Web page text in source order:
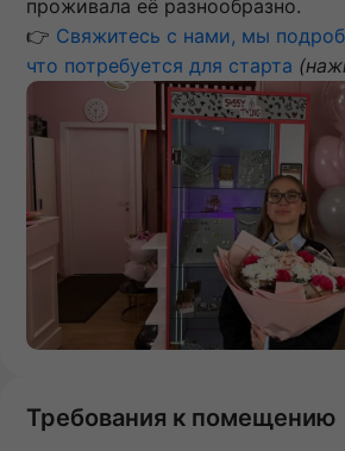
проживала её разнообразно.
👉 Свяжитесь с нами, мы
что потребуется для старта
Требования к помещению